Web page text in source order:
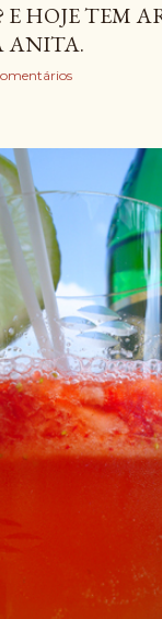
E HOJE TEM
ANITA.